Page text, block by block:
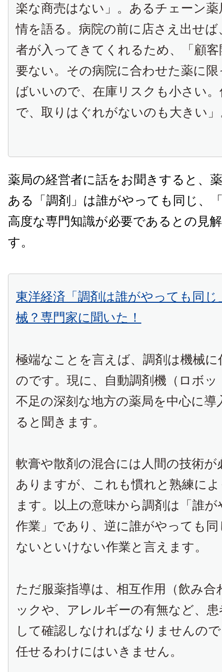
楽な商売はない」。あるチェーン
情を語る。病院の前に店さえ出せば
者が入ってきてくれるため、「顧
要ない。その病院に合わせた薬に
ばいいので、在庫リスクも小さい
で、取りはぐれがないのも大きい
薬局の経営者に話をお聞きすると、
ある「調剤」は誰がやっても同じ、
高度な専門知識が必要であるとの見
す。
東洋経済「調剤は誰がやっても同じ
械？専門家に聞いた！
極端なことを言えば、調剤は機械
のです。現に、自動調剤機（ロボッ
不足の深刻な地方の薬局を中心に導
ると聞きます。
軟膏や散剤の混合には人間の技術が
ありますが、これも慣れと熟練に
ます。以上の意味から調剤は「誰
作業」であり、逆に誰がやっても
ないといけない作業と言えます。
ただ服薬指導は、相互作用（飲み合
ックや、アレルギーの有無など、
して確認しなければなりませんの
任せるわけにはいきません。